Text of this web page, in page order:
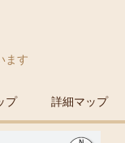
ます
プ 詳細マップ